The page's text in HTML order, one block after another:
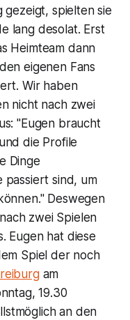
gezeigt, spielten sie
lang desolat. Erst
Heimteam dann
eigenen Fans
Wir haben
nicht nach zwei
"Eugen braucht
die Profile
Dinge
passiert sind, um
Deswegen
zwei Spielen
Eugen hat diese
Spiel der noch
am
19.30
an den